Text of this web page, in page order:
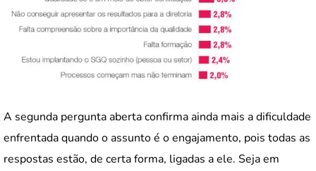
A segunda pergunta aberta confirma ainda mais a dificuldade
enfrentada quando o assunto é o engajamento, pois todas as
respostas estão, de certa forma, ligadas a ele. Seja em